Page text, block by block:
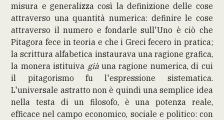
misura e generalizza così la definizione delle cose
attraverso una quantità numerica: definire le cose
attraverso il numero e fondarle sull'Uno è ciò che
Pitagora fece in teoria e che i Greci fecero in pratica;
la scrittura alfabetica instaurava una ragione grafica,
la monera istituiva giàuna ragione numerica, di cui
il pitagorismo fu l'espressione sistematica.
L'universale astratto non è quindi una semplice idea
nella testa di un filosofo, è una potenza reale,
efficace nel campo economico, sociale e politico: con